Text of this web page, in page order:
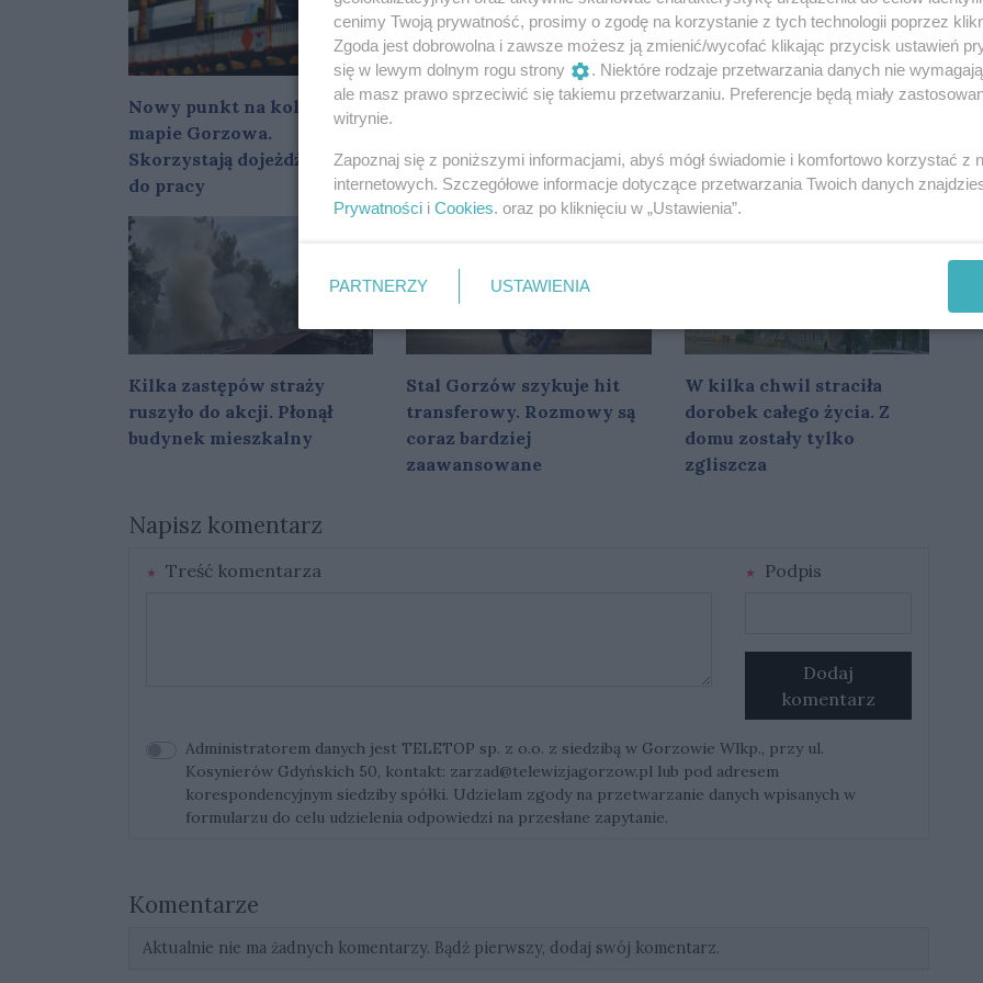
Nowy punkt na kolejowej
mapie Gorzowa.
Skorzystają dojeżdżający
do pracy
W Gorzowie chcą
rozpoczną zbiórkę
podpisów
Duża inwestycja szykuje
Powstanie park handlowy
Kilka zastępów straży
ruszyło do akcji. Płonął
budynek mieszkalny
Stal Gorzów szykuje hit
transferowy. Rozmowy są
coraz bardziej
zaawansowane
W kilka chwil straciła
dorobek całego życia. Z
domu zostały tylko
zgliszcza
Napisz komentarz
Treść komentarza Podpis
Dodaj
komentarz
Administratorem danych jest TELETOP sp. z o.o. z siedzibą w Gorzowie Wlkp., przy ul.
Kosynierów Gdyńskich 50, kontakt: zarzad@telewizjagorzow.pl lub pod adresem
korespondencyjnym siedziby spółki. Udzielam zgody na przetwarzanie danych wpisanych w
formularzu do celu udzielenia odpowiedzi na przesłane zapytanie.
Komentarze
Aktualnie nie ma żadnych komentarzy. Bądź pierwszy, dodaj swój komentarz.
cenimy Twoją prywatność, prosimy o zgodę na korzystanie z tych technologii poprzez
Zgoda jest dobrowolna i zawsze możesz ją zmienić/wycofać klikając przycisk ustawień
się w lewym dolnym rogu strony
. Niektóre rodzaje przetwarzania danych nie
ale masz prawo sprzeciwić się takiemu przetwarzaniu. Preferencje będą miały
witrynie.
Zapoznaj się z poniższymi informacjami, abyś mógł świadomie i komfortowo korzystać z
internetowych. Szczegółowe informacje dotyczące przetwarzania Twoich danych
Prywatności i Cookies. oraz po kliknięciu w „Ustawienia”.
PARTNERZY USTAWIENIA